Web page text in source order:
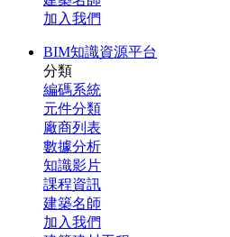
加入我們
BIM知識資源平台
分類
編碼系統
元件分類
廠商列表
數據分析
知識影片
課程資訊
建築名師
加入我們